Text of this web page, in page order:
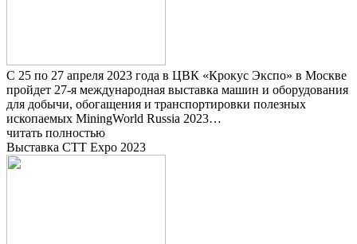
С 25 по 27 апреля 2023 года в ЦВК «Крокус Экспо» в Москве
пройдет 27-я международная выставка машин и оборудования
для добычи, обогащения и транспортировки полезных
ископаемых MiningWorld Russia 2023…
читать полностью
Выставка СТТ Expo 2023